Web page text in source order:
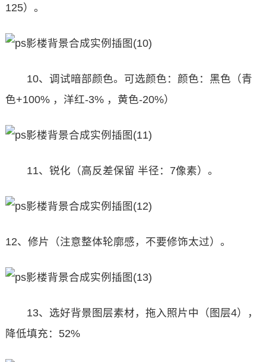
125）。
10、调试暗部颜色。可选颜色：颜色：黑色（青
色+100% ，洋红-3% ，黄色-20%）
11、锐化（高反差保留 半径：7像素）。
12、修片（注意整体轮廓感，不要修饰太过）。
13、选好背景图层素材，拖入照片中（图层4），
降低填充：52%